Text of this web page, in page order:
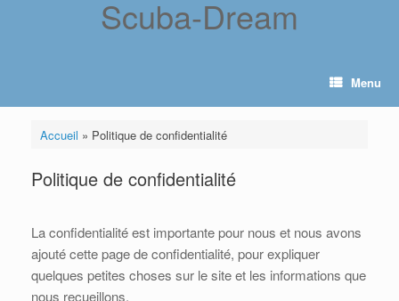
Scuba-Dream
Menu
Accueil » Politique de confidentialité
Politique de confidentialité
La confidentialité est importante pour nous et nous avons
ajouté cette page de confidentialité, pour expliquer
quelques petites choses sur le site et les informations que
nous recueillons.